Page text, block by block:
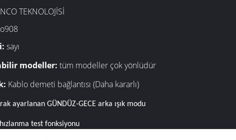
TEKNOLOJİSİ
sayı
modeller: tüm modeller çok yönlüdür
Kablo demeti bağlantısı (Daha kararlı)
ayarlanan GÜNDÜZ-GECE arka ışık modu
test fonksiyonu